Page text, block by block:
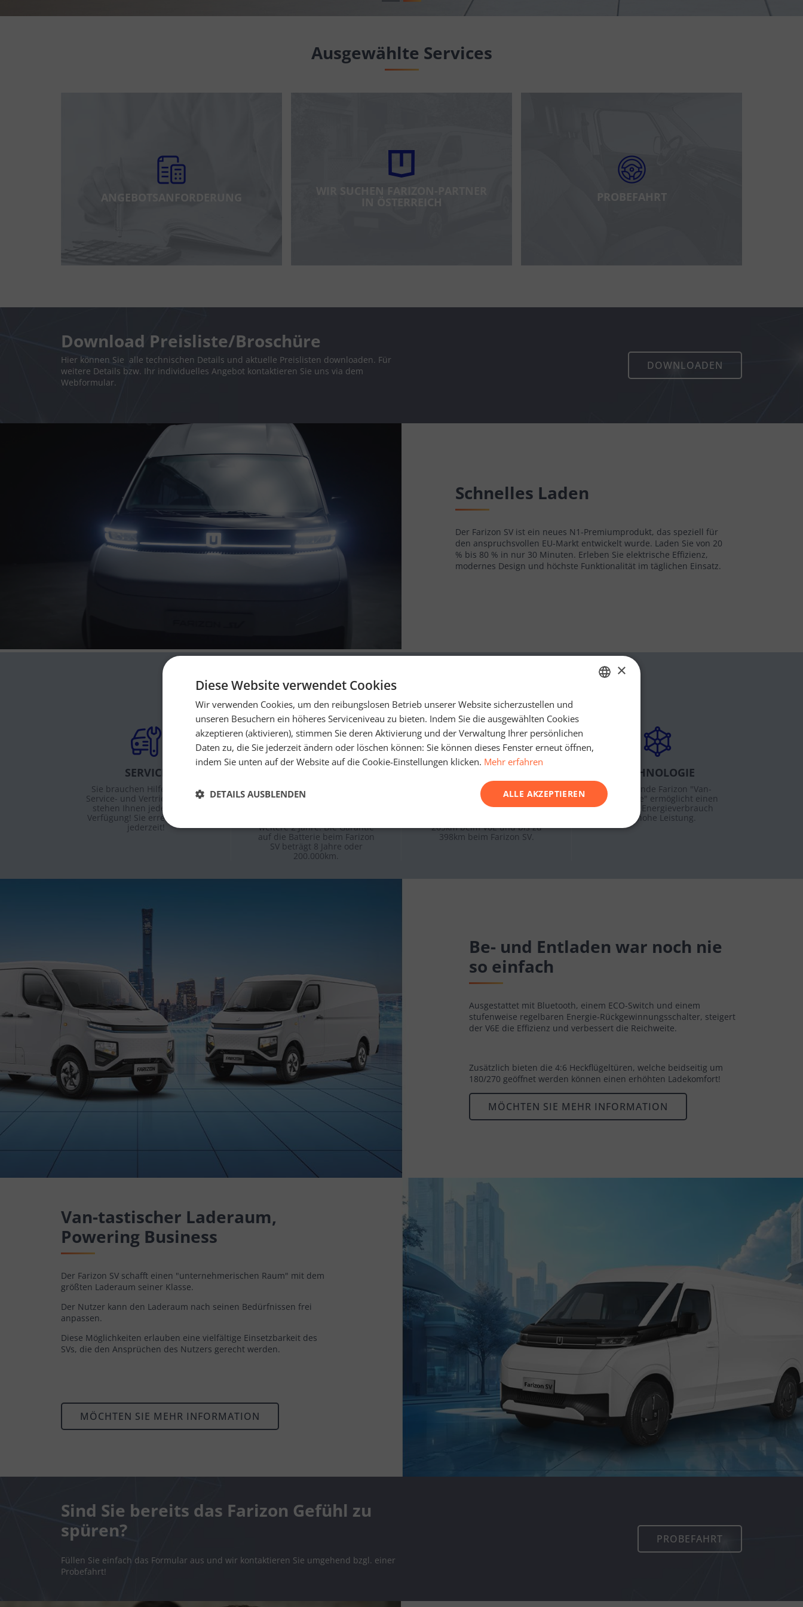
Ausgewählte Services
ANGEBOTSANFORDERUNG WIR SUCHEN FARIZON-PARTNER
IN ÖSTERREICH PROBEFAHRT
Download Preisliste/Broschüre
Hier können Sie alle technischen Details und aktuelle Preislisten downloaden. Für
weitere Details bzw. Ihr individuelles Angebot kontaktieren Sie uns via dem
Webformular.
DOWNLOADEN
Schnelles Laden
Der Farizon SV ist ein neues N1-Premiumprodukt, das speziell für
den anspruchsvollen EU-Markt entwickelt wurde. Laden Sie von 20
% bis 80 % in nur 30 Minuten. Erleben Sie elektrische Effizienz,
modernes Design und höchste Funktionalität im täglichen Einsatz.
Vorteile
SERVICE
Sie brauchen Hilfe? Unsere
Service- und Vertriebspartner
stehen Ihnen jederzeit zur
Verfügung! Sie erreichen uns
jederzeit!
V6E hat eine Garantie auf die
Batterien von 300.000km oder 6
weitere 2 Jahre. Die Garantie
auf die Batterie beim Farizon
SV beträgt 8 Jahre oder
200.000km.
Die Markenbatterien erlauben
ein Schnellladen von 20% bis
80% in nun 50 Minuten, und
265km beim V6E und bis zu
398km beim Farizon SV.
TECHNOLOGIE
Überragende Farizon "Van-
Technologie" ermöglicht einen
niedrigen Energieverbrauch
und hohe Leistung.
Be- und Entladen war noch nie
so einfach
Ausgestattet mit Bluetooth, einem ECO-Switch und einem
stufenweise regelbaren Energie-Rückgewinnungsschalter, steigert
der V6E die Effizienz und verbessert die Reichweite.
Zusätzlich bieten die 4:6 Heckflügeltüren, welche beidseitig um
180/270 geöffnet werden können einen erhöhten Ladekomfort!
MÖCHTEN SIE MEHR INFORMATION
Van-tastischer Laderaum,
Powering Business
Der Farizon SV schafft einen "unternehmerischen Raum" mit dem
größten Laderaum seiner Klasse.
Der Nutzer kann den Laderaum nach seinen Bedürfnissen frei
anpassen.
Diese Möglichkeiten erlauben eine vielfältige Einsetzbarkeit des
SVs, die den Ansprüchen des Nutzers gerecht werden.
MÖCHTEN SIE MEHR INFORMATION
Sind Sie bereits das Farizon Gefühl zu
spüren?
Füllen Sie einfach das Formular aus und wir kontaktieren Sie umgehend bzgl. einer
Probefahrt!
PROBEFAHRT
×
Diese Website verwendet Cookies
Wir verwenden Cookies, um den reibungslosen Betrieb unserer Website sicherzustellen und
unseren Besuchern ein höheres Serviceniveau zu bieten. Indem Sie die ausgewählten Cookies
akzeptieren (aktivieren), stimmen Sie deren Aktivierung und der Verwaltung Ihrer persönlichen
Daten zu, die Sie jederzeit ändern oder löschen können: Sie können dieses Fenster erneut öffnen,
indem Sie unten auf der Website auf die Cookie-Einstellungen klicken. Mehr erfahren
ALLE AKZEPTIEREN
DETAILS AUSBLENDEN